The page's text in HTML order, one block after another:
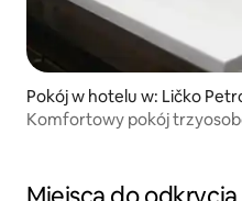
Pokój w hotelu w: Ličko
Komfortowy pokój